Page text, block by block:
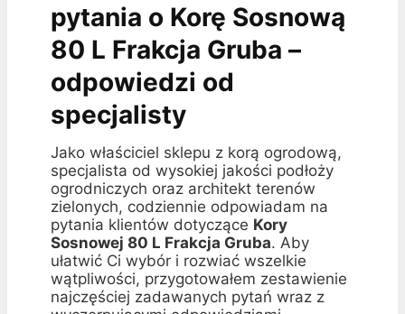
pytania o Korę Sosnową
80 L Frakcja Gruba –
odpowiedzi od
specjalisty
Jako właściciel sklepu z korą ogrodową,
specjalista od wysokiej jakości podłoży
ogrodniczych oraz architekt terenów
zielonych, codziennie odpowiadam na
pytania klientów dotyczące Kory
Sosnowej 80 L Frakcja Gruba. Aby
ułatwić Ci wybór i rozwiać wszelkie
wątpliwości, przygotowałem zestawienie
najczęściej zadawanych pytań wraz z